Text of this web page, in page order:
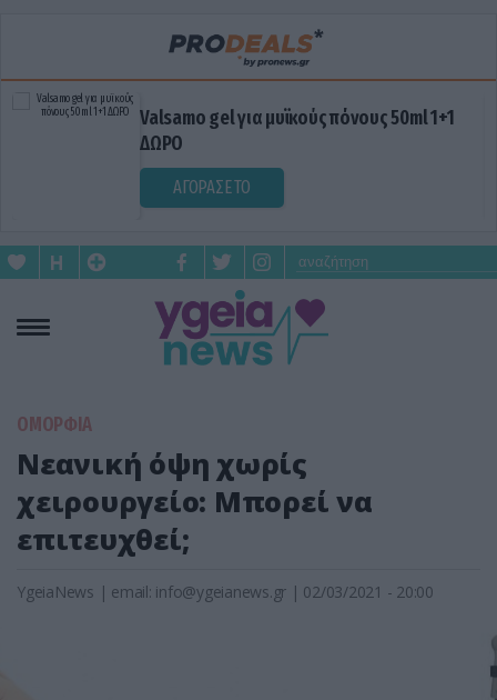
Valsamo gel για μυϊκούς πόνους 50ml 1+1
ΔΩΡΟ
ΑΓΟΡΑΣΕ ΤΟ
ΟΜΟΡΦΙΑ
Νεανική όψη χωρίς
χειρουργείο: Μπορεί να
επιτευχθεί;
YgeiaNews | email: info@ygeianews.gr | 02/03/2021 - 20:00